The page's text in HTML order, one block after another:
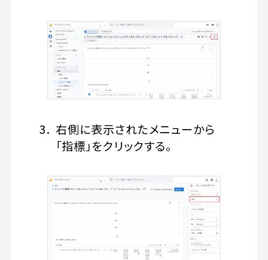
右側に表示されたメニューから
「指標」をクリックする。